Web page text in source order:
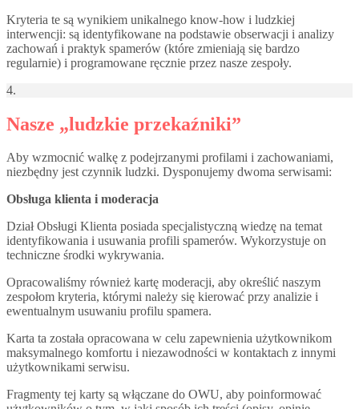
Kryteria te są wynikiem unikalnego know-how i ludzkiej
interwencji: są identyfikowane na podstawie obserwacji i analizy
zachowań i praktyk spamerów (które zmieniają się bardzo
regularnie) i programowane ręcznie przez nasze zespoły.
4.
Nasze „ludzkie przekaźniki”
Aby wzmocnić walkę z podejrzanymi profilami i zachowaniami,
niezbędny jest czynnik ludzki. Dysponujemy dwoma serwisami:
Obsługa klienta i moderacja
Dział Obsługi Klienta posiada specjalistyczną wiedzę na temat
identyfikowania i usuwania profili spamerów. Wykorzystuje on
techniczne środki wykrywania.
Opracowaliśmy również kartę moderacji, aby określić naszym
zespołom kryteria, którymi należy się kierować przy analizie i
ewentualnym usuwaniu profilu spamera.
Karta ta została opracowana w celu zapewnienia użytkownikom
maksymalnego komfortu i niezawodności w kontaktach z innymi
użytkownikami serwisu.
Fragmenty tej karty są włączane do OWU, aby poinformować